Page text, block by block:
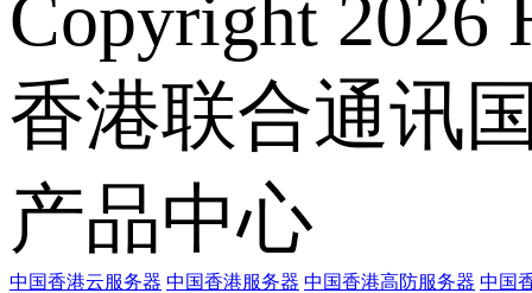
Copyright 2026
香港联合通讯
产品中心
中国香港云服务器 中国香港服务器 中国香港高防服务器 中国